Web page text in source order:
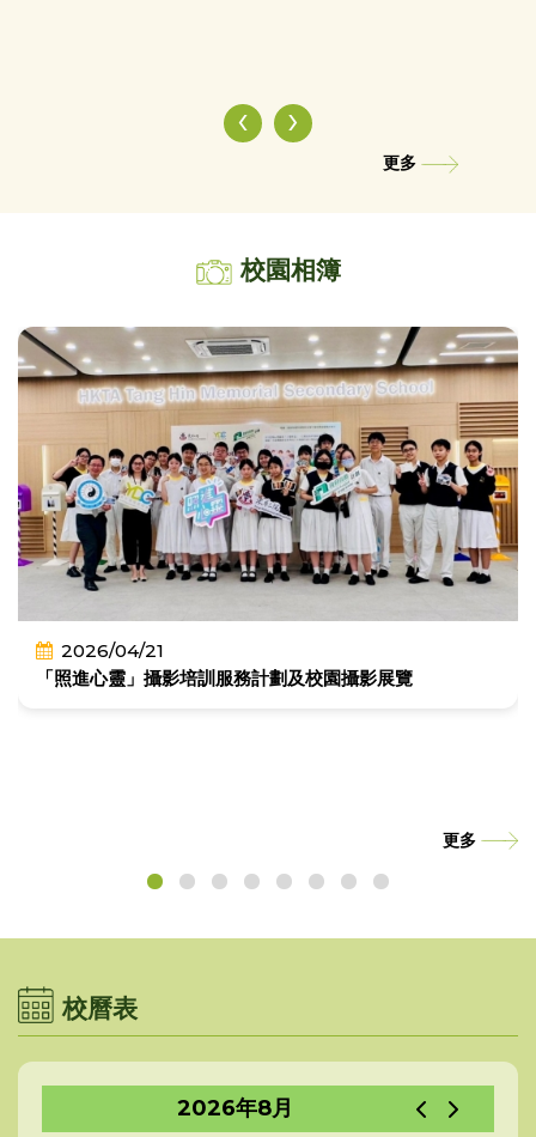
‹ ›
更多
校園相簿
2026/04/21
「照進心靈」攝影培訓服務計劃及校園攝影展覽
更多
校曆表
2026年8月